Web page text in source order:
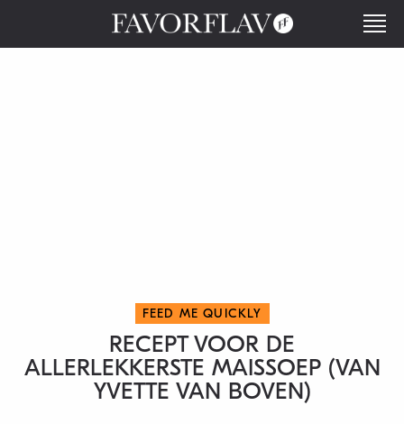
FEED ME QUICKLY
RECEPT VOOR DE
ALLERLEKKERSTE MAISSOEP (VAN
YVETTE VAN BOVEN)